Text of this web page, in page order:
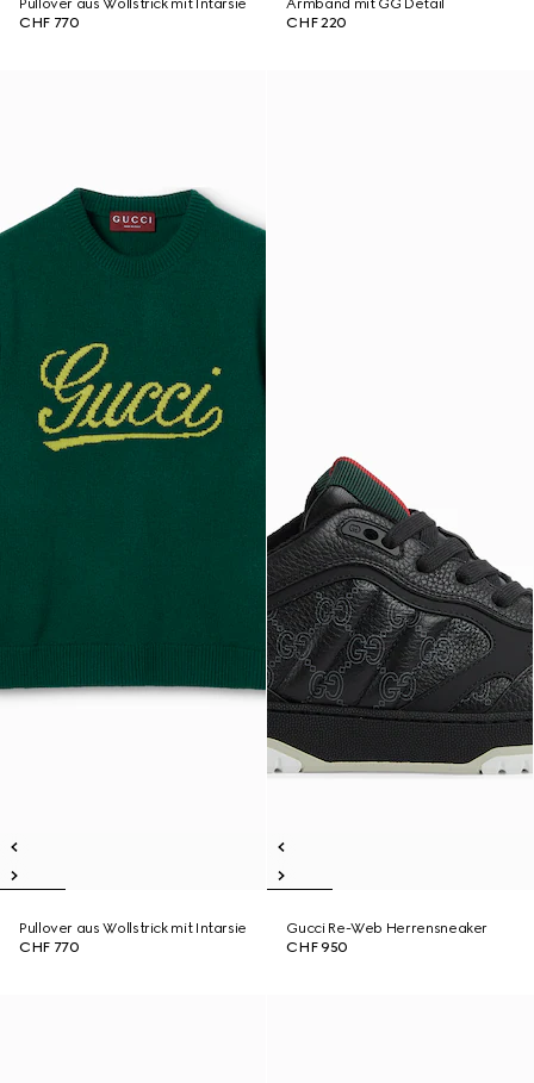
Pullover aus Wollstrick mit Intarsie
CHF 770
Armband mit GG Detail
CHF 220
Pullover aus Wollstrick mit Intarsie
CHF 770
Gucci Re-Web Herrensneaker
CHF 950